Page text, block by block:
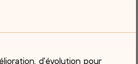
d'évolution pour